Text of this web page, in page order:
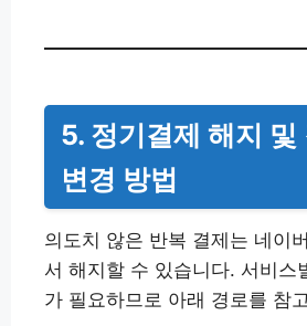
5. 정기결제 해지 및
변경 방법
의도치 않은 반복 결제는 네이
서 해지할 수 있습니다. 서비스
가 필요하므로 아래 경로를 참